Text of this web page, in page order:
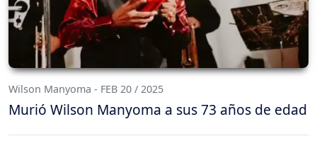
Wilson Manyoma - FEB 20 / 2025
Murió Wilson Manyoma a sus 73 años de edad